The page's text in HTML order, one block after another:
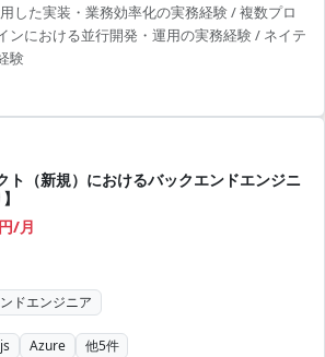
した実装・業務効率化の実務経験 / 複数プロ
ンにおける並行開発・運用の実務経験 / ネイテ
験
（新規）におけるバックエンドエンジニ
/月
ドエンジニア
Azure 他5件